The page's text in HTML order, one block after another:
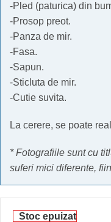
-Pled (paturica) din
-Prosop preot.
-Panza de mir.
-Fasa.
-Sapun.
-Sticluta de mir.
-Cutie suvita.
La cerere, se poate
* Fotografiile sunt cu
suferi mici diferente,
Stoc epuizat